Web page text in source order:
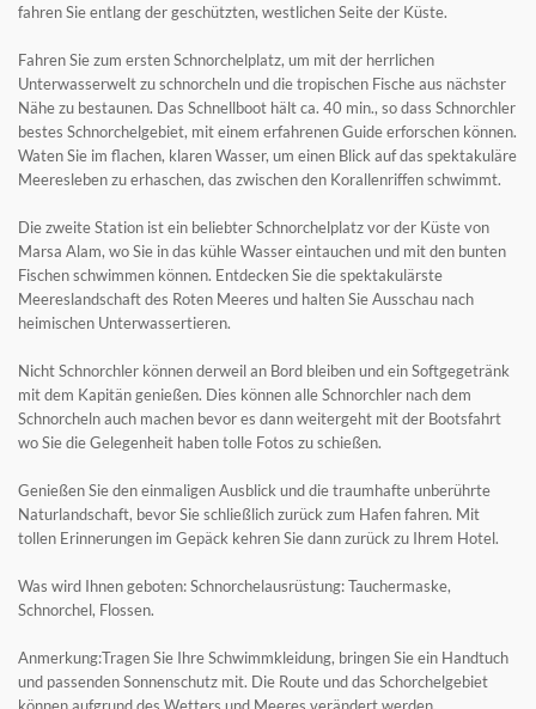
fahren Sie entlang der geschützten, westlichen Seite der Küste.
Fahren Sie zum ersten Schnorchelplatz, um mit der herrlichen
Unterwasserwelt zu schnorcheln und die tropischen Fische aus nächster
Nähe zu bestaunen. Das Schnellboot hält ca. 40 min., so dass Schnorchler
bestes Schnorchelgebiet, mit einem erfahrenen Guide erforschen können.
Waten Sie im flachen, klaren Wasser, um einen Blick auf das spektakuläre
Meeresleben zu erhaschen, das zwischen den Korallenriffen schwimmt.
Die zweite Station ist ein beliebter Schnorchelplatz vor der Küste von
Marsa Alam, wo Sie in das kühle Wasser eintauchen und mit den bunten
Fischen schwimmen können. Entdecken Sie die spektakulärste
Meereslandschaft des Roten Meeres und halten Sie Ausschau nach
heimischen Unterwassertieren.
Nicht Schnorchler können derweil an Bord bleiben und ein Softgegetränk
mit dem Kapitän genießen. Dies können alle Schnorchler nach dem
Schnorcheln auch machen bevor es dann weitergeht mit der Bootsfahrt
wo Sie die Gelegenheit haben tolle Fotos zu schießen.
Genießen Sie den einmaligen Ausblick und die traumhafte unberührte
Naturlandschaft, bevor Sie schließlich zurück zum Hafen fahren. Mit
tollen Erinnerungen im Gepäck kehren Sie dann zurück zu Ihrem Hotel.
Was wird Ihnen geboten: Schnorchelausrüstung: Tauchermaske,
Schnorchel, Flossen.
Anmerkung:Tragen Sie Ihre Schwimmkleidung, bringen Sie ein Handtuch
und passenden Sonnenschutz mit. Die Route und das Schorchelgebiet